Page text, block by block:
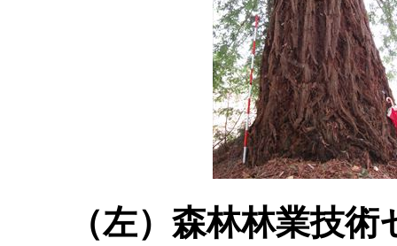
（左）森林林業技